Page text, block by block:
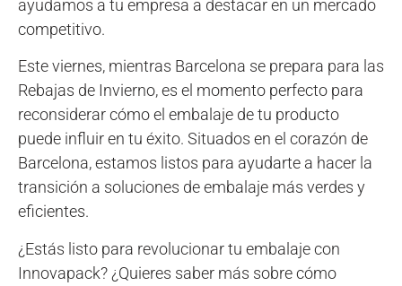
ayudamos a tu empresa a destacar en un mercado
competitivo.
Este viernes, mientras Barcelona se prepara para las
Rebajas de Invierno, es el momento perfecto para
reconsiderar cómo el embalaje de tu producto
puede influir en tu éxito. Situados en el corazón de
Barcelona, estamos listos para ayudarte a hacer la
transición a soluciones de embalaje más verdes y
eficientes.
¿Estás listo para revolucionar tu embalaje con
Innovapack? ¿Quieres saber más sobre cómo